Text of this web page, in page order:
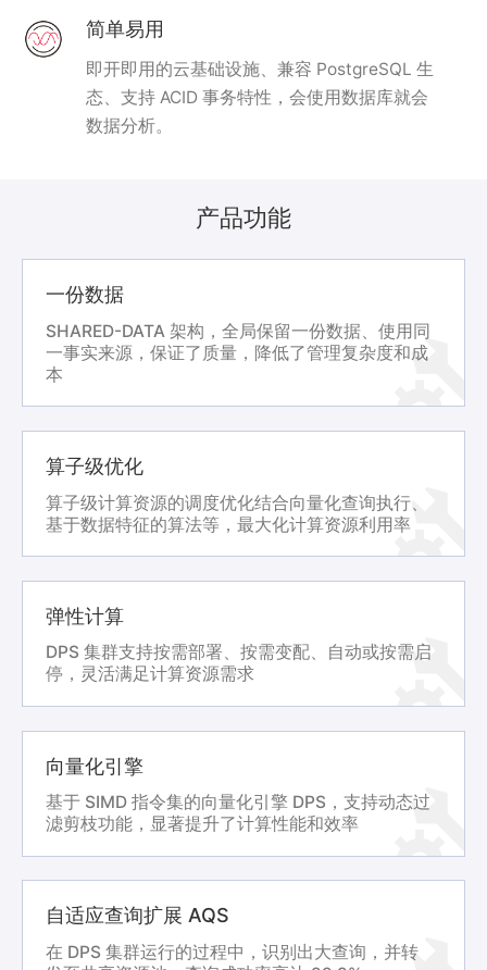
简单易用
即开即用的云基础设施、兼容 PostgreSQL 生
态、支持 ACID 事务特性，会使用数据库就会
数据分析。
产品功能
一份数据
SHARED-DATA 架构，全局保留一份数据、使用同
一事实来源，保证了质量，降低了管理复杂度和成
本
算子级优化
算子级计算资源的调度优化结合向量化查询执行、
基于数据特征的算法等，最大化计算资源利用率
弹性计算
DPS 集群支持按需部署、按需变配、自动或按需启
停，灵活满足计算资源需求
向量化引擎
基于 SIMD 指令集的向量化引擎 DPS，支持动态过
滤剪枝功能，显著提升了计算性能和效率
自适应查询扩展 AQS
在 DPS 集群运行的过程中，识别出大查询，并转